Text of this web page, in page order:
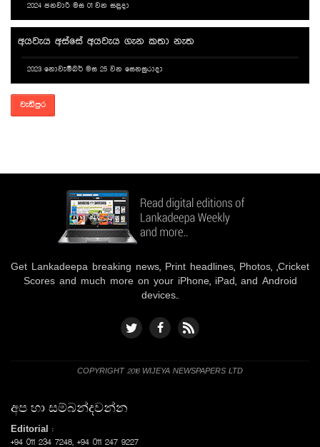
2024 ජනවාරි මස 01 වන සඳුදා
අයවැය අස්සේ අයවැය ගැන කතා නැත
2023 නොවැම්බර් මස 25 වන සෙනසුරාදා
වැඩිපුර
Get Lankadeepa breaking news, Print headlines, Photos, ,Cricket
Scores and much more on your iPhone, iPad, and Android
devices..
COPYRIGHT 2016 WIJEYA NEWSPAPERS LTD
අප හා සම්බන්දවන්න
Editorial
:
+94 011 234 7248, +94 011 247 9227